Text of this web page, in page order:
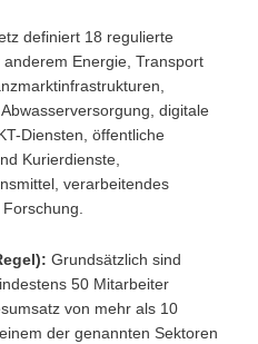
definiert 18 regulierte
Energie, Transport
digitale
Diensten, öffentliche
Kurierdienste,
verarbeitendes
Grundsätzlich sind
50 Mitarbeiter
von mehr als 10
der genannten Sektoren